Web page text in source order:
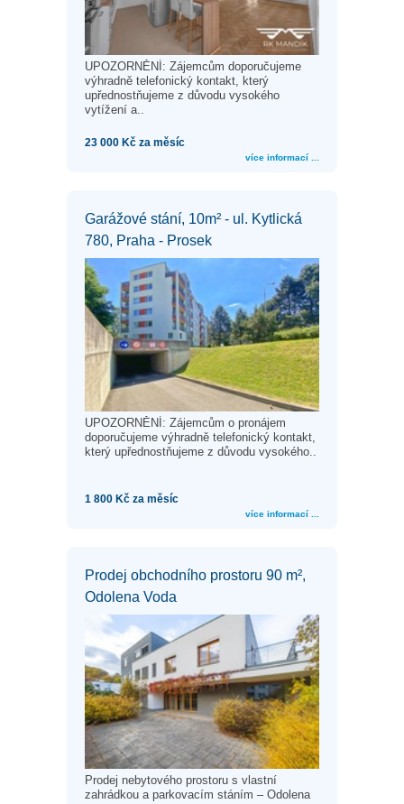
UPOZORNĚNÍ: Zájemcům doporučujeme
výhradně telefonický kontakt, který
upřednostňujeme z důvodu vysokého
vytížení a..
23 000 Kč za měsíc
více informací ...
Garážové stání, 10m² - ul. Kytlická
780, Praha - Prosek
UPOZORNĚNÍ: Zájemcům o pronájem
doporučujeme výhradně telefonický kontakt,
který upřednostňujeme z důvodu vysokého..
1 800 Kč za měsíc
více informací ...
Prodej obchodního prostoru 90 m²,
Odolena Voda
Prodej nebytového prostoru s vlastní
zahrádkou a parkovacím stáním – Odolena